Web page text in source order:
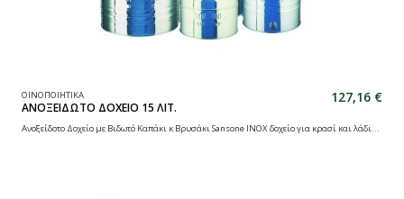
ΟΙΝΟΠΟΙΗΤΙΚΑ
ΑΝΟΞΕΙΔΩΤΟ ΔΟΧΕΙΟ 15 ΛΙΤ.
127,16 €
Ανοξείδοτο Δοχείο με Βιδωτό Καπάκι κ Βρυσάκι Sansone INOX δοχείο για κρασί και λάδι...